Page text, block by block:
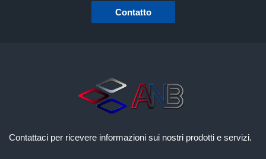
Contatto
Contattaci per ricevere informazioni sui nostri prodotti e servizi.